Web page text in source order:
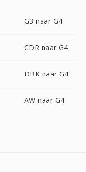
G3 naar G4
CDR naar G4
DBK naar G4
AW naar G4